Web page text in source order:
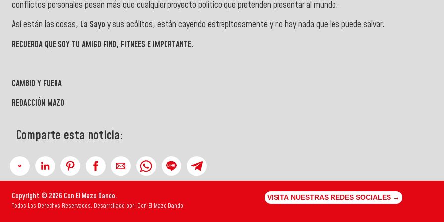
conflictos personales pesan más que cualquier proyecto político que pretenden presentar al mundo.
Así están las cosas, La Sayo y sus acólitos, están cayendo estrepitosamente y no hay nada que les puede salvar.
RECUERDA QUE SOY TU AMIGO FINO, FITNEES E IMPORTANTE.
CAMBIO Y FUERA
REDACCIÓN MAZO
Comparte esta noticia:
Copyright © 2026 Con El Mazo Dando.
Todos Los Derechos Reservados. Desarrollado por: Con El Mazo Dando
VISITA NUESTRAS REDES SOCIALES →